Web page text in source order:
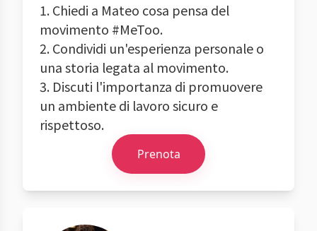
1. Chiedi a Mateo cosa pensa del
movimento #MeToo.
2. Condividi un'esperienza personale o
una storia legata al movimento.
3. Discuti l'importanza di promuovere
un ambiente di lavoro sicuro e
rispettoso.
Prenota